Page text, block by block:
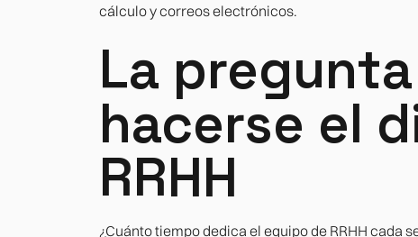
cálculo y correos electrónicos.
La
hacerse el
RRHH
¿Cuánto tiempo dedica el equipo de RRHH cada